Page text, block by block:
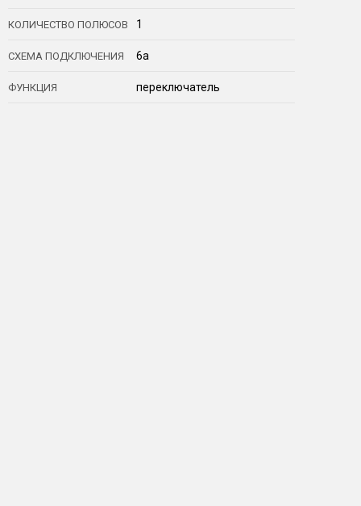
КОЛИЧЕСТВО ПОЛЮСОВ 1
СХЕМА ПОДКЛЮЧЕНИЯ 6a
ФУНКЦИЯ переключатель